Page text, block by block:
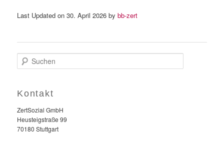
Last Updated on 30. April 2026 bybb-zert
u
e
Kontakt
ZertSozial GmbH
Heusteigstraße 99
70180 Stuttgart